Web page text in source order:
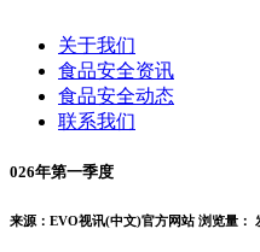
关于我们
食品安全资讯
食品安全动态
联系我们
026年第一季度
来源：EVO视讯(中文)官方网站 浏览量：